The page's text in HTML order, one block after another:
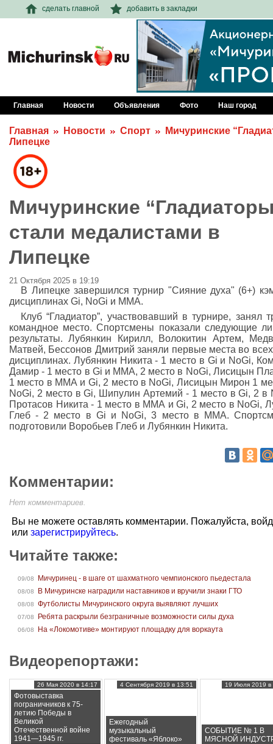
сделать главной добавить в закладки
Главная Новости Объявления Фото Наш город
Главная Новости Спорт
Мичуринские
Липецке
Мичуринские
стали медалистами в
Липецке
21 Октября 2025 в 19:19
В Липецке завершился турнир "Сияние духа" (6+)
дисциплинах Gi, NoGi и ММА.
Клуб “Гладиатор”, участвовавший в турнире, занял
командное место. Спортсмены показали следующие
результаты. Лубянкин Кирилл, Волокитин Артем,
Матвей, Бессонов Дмитрий заняли первые места во
дисциплинах. Лубянкин Никита - 1 место в Gi и NoGi,
Дамир - 1 место в Gi и ММА, 2 место в NoGi, Лисицын
1 место в ММА и Gi, 2 место в NoGi, Лисицын Мирон 1
NoGi, 2 место в Gi, Шипулин Артемий - 1 место в Gi, 2 в
Протасов Никита - 1 место в ММА и Gi, 2 место в NoGi,
Глеб - 2 место в Gi и NoGi, 3 место в MMA.
подготовили Воробьев Глеб и Лубянкин Никита.
Комментарии:
Нет комментариев.
Вы не можете оставлять комментарии. Пожалуйста,
или зарегистрируйтесь.
Читайте также:
09/08 Мичуринец - в шаге от шахматного чемпионского пьедестала
08/08 В Мичуринске наградили наставников и вручили знаки ГТО
08/08 Футболисты Мичуринского округа выявляют лучших
07/08 Ребята раскрыли безграничные возможности силы духа
06/08 На «Локомотиве» монтируют площадку для воркаута
Видеорепортажи:
Фотовыставка
пограничников к 75-
летию Победы в
Великой
Отечественной войне
1941—1945 гг.
26 Мая 2020 в 14:17
Ежегодный
музыкальный
фестиваль «Яблоко»
4 Сентября 2019 в 13:51
СОБЫТИЕ № 1 В
МЯСНОЙ
19 Июля 2019 в